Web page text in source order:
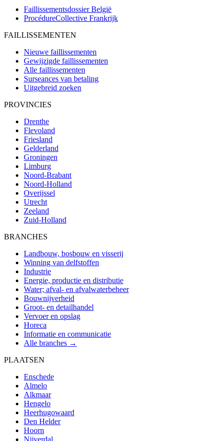
Faillissementsdossier België
ProcédureCollective Frankrijk
FAILLISSEMENTEN
Nieuwe faillissementen
Gewijzigde faillissementen
Alle faillissementen
Surseances van betaling
Uitgebreid zoeken
PROVINCIES
Drenthe
Flevoland
Friesland
Gelderland
Groningen
Limburg
Noord-Brabant
Noord-Holland
Overijssel
Utrecht
Zeeland
Zuid-Holland
BRANCHES
Landbouw, bosbouw en visserij
Winning van delfstoffen
Industrie
Energie, productie en distributie
Water; afval- en afvalwaterbeheer
Bouwnijverheid
Groot- en detailhandel
Vervoer en opslag
Horeca
Informatie en communicatie
Alle branches →
PLAATSEN
Enschede
Almelo
Alkmaar
Hengelo
Heerhugowaard
Den Helder
Hoorn
Nijverdal